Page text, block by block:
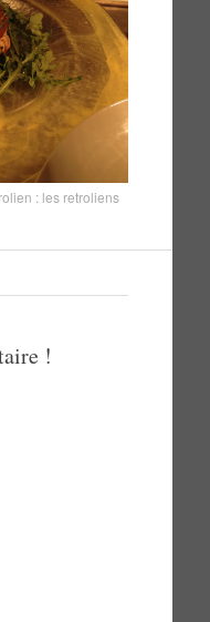
: les retroliens
!